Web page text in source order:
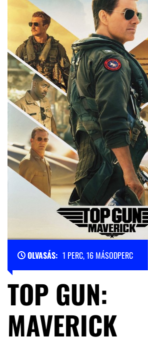
OLVASÁS: 1 PERC, 16 MÁSODPERC
TOP GUN:
MAVERICK